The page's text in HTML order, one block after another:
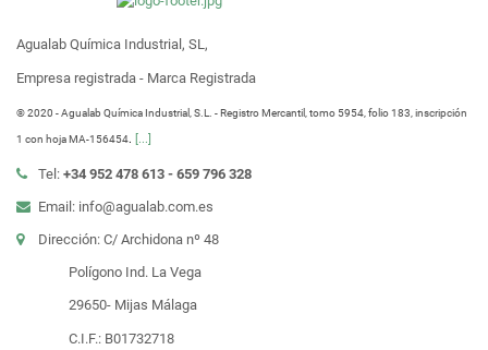
Agualab Química Industrial, SL,
Empresa registrada - Marca Registrada
® 2020 - Agualab Química Industrial, S.L. - Registro Mercantil, tomo 5954, folio 183, inscripción
1 con hoja MA-156454. [...]
Tel: +34 952 478 613 - 659 796 328
Email: info@agualab.com.es
Dirección: C/ Archidona nº 48
Polígono Ind. La Vega
29650- Mijas Málaga
C.I.F.: B01732718